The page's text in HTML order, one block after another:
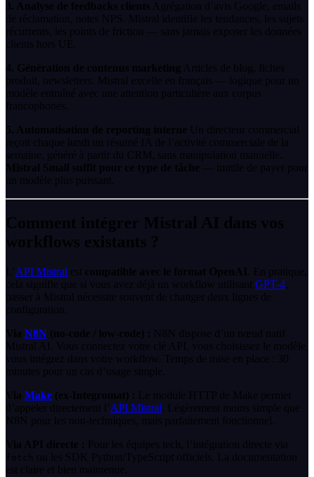
3. Analyse de feedbacks clients Agrégation d’avis Google, emails
de réclamation, notes NPS. Mistral identifie les tendances, les sujets
récurrents, les points de friction — sans jamais exposer les données
clients hors UE.
4. Génération de contenus marketing Articles de blog, fiches
produit, newsletters. Mistral excelle en français — logique pour un
modèle entraîné avec une attention particulière aux corpus
francophones.
5. Automatisation de reporting interne Un directeur commercial
reçoit chaque lundi un résumé IA de l’activité commerciale de la
semaine, généré à partir du CRM, sans manipulation manuelle.
Mistral Small suffit pour ce type de tâche — inutile de payer pour
un modèle plus puissant.
Comment intégrer Mistral AI dans vos
workflows existants ?
L’API Mistral est compatible avec le format OpenAI
. En pratique,
cela signifie que si vous avez déjà un workflow utilisant GPT-4
passer à Mistral nécessite souvent de changer deux lignes de
configuration.
Via N8N (no-code / low-code) : N8N dispose d’un nœud natif
Mistral AI. Vous connectez votre clé API, vous choisissez le modèle,
vous intégrez dans votre workflow. Temps de mise en place : 30
minutes pour un cas d’usage simple.
Via Make (ex-Integromat) : Le module HTTP de Make permet
d’appeler directement l’API Mistral . Légèrement moins simple que
N8N pour les non-techniques, mais parfaitement fonctionnel.
Via API directe : Pour les équipes tech, l’intégration directe via
fetch ou les SDK Python/TypeScript officiels. La documentation
est claire et bien maintenue.